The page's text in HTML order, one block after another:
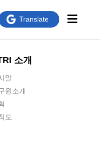
소개
말
원소개
도
Translate